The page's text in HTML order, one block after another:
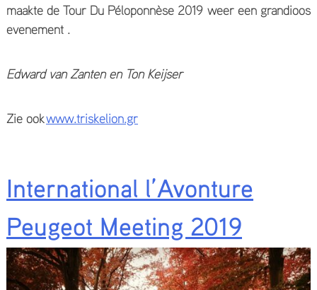
maakte de Tour Du Péloponnèse 2019 weer een grandioos
evenement .
Edward van Zanten en Ton Keijser
Zie ook ​www.triskelion.gr
International l’Avonture
Peugeot Meeting 2019